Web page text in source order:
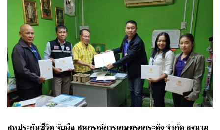
สหประกันชีวิต จับมือ สหกรณ์การเกษตรภูกระดึง จำกัด ลงนาม